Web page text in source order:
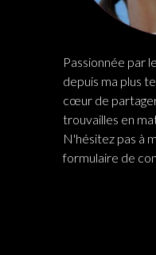
Passionnée par
depuis ma plus
cœur de
trouvailles en
N'hésitez pas à
formulaire de